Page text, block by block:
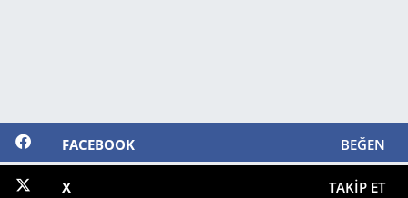
FACEBOOK BEĞEN
X TAKIP ET